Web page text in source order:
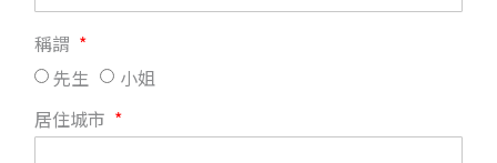
稱謂
先生
小姐
居住城市